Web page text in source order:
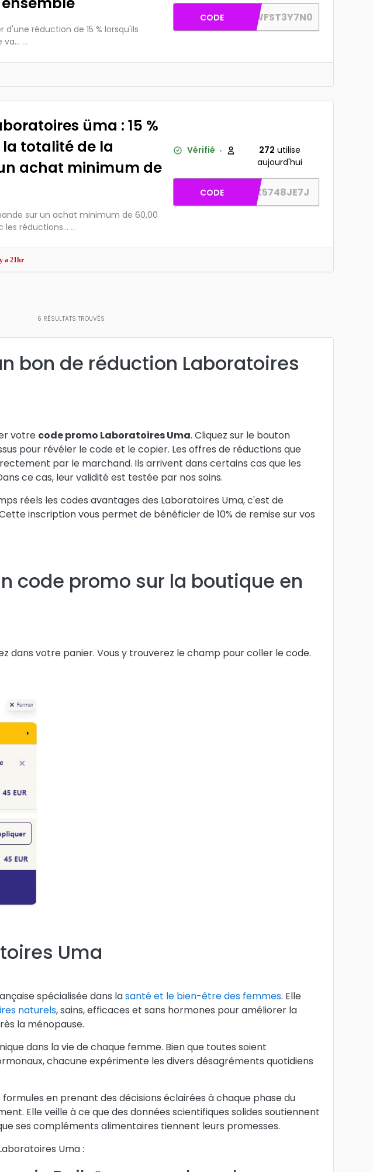
réduction de 15 % lorsqu'ils
...
AW-53XWFST3Y7N0
CODE
üma : 15 %
totalité de la
achat minimum de
sur un achat minimum de 60,00
les réductions... ...
Vérifié 272 utilise
aujourd'hui
AW-YC2K5748JE7J
CODE
a 21hr
6 RÉSULTATS TROUVÉS
bon de réduction Laboratoires
votre code promo Laboratoires Uma. Cliquez sur le bouton
pour révéler le code et le copier. Les offres de réductions que
par le marchand. Ils arrivent dans certains cas que les
ce cas, leur validité est testée par nos soins.
réels les codes avantages des Laboratoires Uma, c'est de
inscription vous permet de bénéficier de 10% de remise sur vos
code promo sur la boutique en
dans votre panier. Vous y trouverez le champ pour coller le code.
Uma
spécialisée dans lasanté et le bien-être des femmes. Elle
naturels, sains, efficaces et sans hormones pour améliorer la
la ménopause.
dans la vie de chaque femme. Bien que toutes soient
chacune expérimente les divers désagréments quotidiens
en prenant des décisions éclairées à chaque phase du
Elle veille à ce que des données scientifiques solides soutiennent
ses compléments alimentaires tiennent leurs promesses.
Uma :